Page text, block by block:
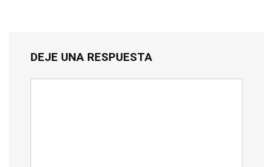
DEJE UNA RESPUESTA